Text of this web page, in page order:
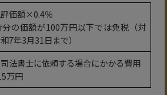
価額×0.4％
の価額が100万円以下では免税（対
7年3月31日まで）
法書士に依頼する場合にかかる費用
万円